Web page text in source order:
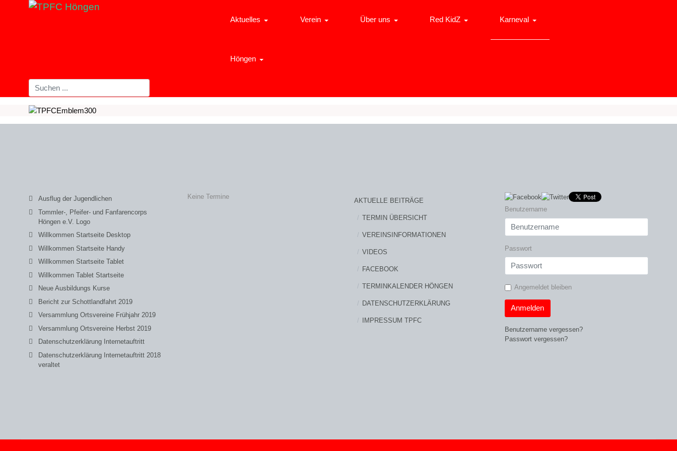
Aktuelles Verein Über uns Red KidZ Karneval
Höngen
Ausflug der Jugendlichen
Tommler-, Pfeifer- und Fanfarencorps
Höngen e.V. Logo
Willkommen Startseite Desktop
Willkommen Startseite Handy
Willkommen Startseite Tablet
Willkommen Tablet Startseite
Neue Ausbildungs Kurse
Bericht zur Schottlandfahrt 2019
Versammlung Ortsvereine Frühjahr 2019
Versammlung Ortsvereine Herbst 2019
Datenschutzerklärung Internetauftritt
Datenschutzerklärung Internetauftritt 2018
veraltet
Keine Termine AKTUELLE BEITRÄGE
TERMIN ÜBERSICHT
VEREINSINFORMATIONEN
VIDEOS
FACEBOOK
TERMINKALENDER HÖNGEN
DATENSCHUTZERKLÄRUNG
IMPRESSUM TPFC
Benutzername
Passwort
Angemeldet bleiben
Anmelden
Benutzername vergessen?
Passwort vergessen?